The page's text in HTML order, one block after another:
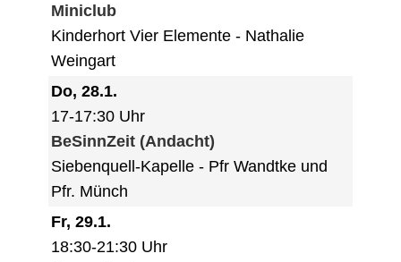
Miniclub
Kinderhort Vier Elemente
Nathalie
Weingart
Do, 28.1.
17-17:30 Uhr
BeSinnZeit (Andacht)
Siebenquell-Kapelle
Pfr Wandtke und
Pfr. Münch
Fr, 29.1.
18:30-21:30 Uhr